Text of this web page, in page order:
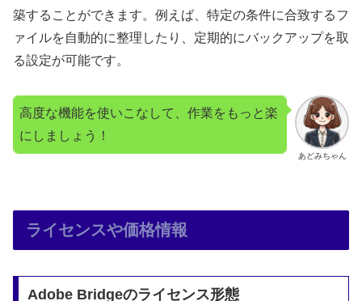
築することができます。例えば、特定の条件に合致するフ
ァイルを自動的に整理したり、定期的にバックアップを取
る設定が可能です。
あどみちゃん
高度な機能を使いこなして、作業をもっと楽
にしましょう！
ライセンスや価格情報
Adobe Bridgeのライセンス形態